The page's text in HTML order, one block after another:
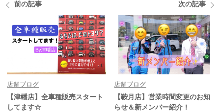
前の記事
店舗ブログ
【津幡店】全車種販売スタート
してます☆
次の記事
店舗ブログ
【鞍月店】営業時間変更のお知
らせ＆新メンバー紹介！